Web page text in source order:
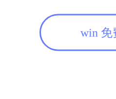
win 免